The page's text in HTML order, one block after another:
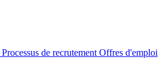
Processus de recrutement Offres d'emploi